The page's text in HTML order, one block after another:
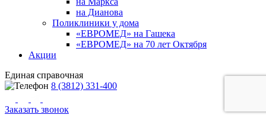
на Дианова
Поликлиники у дома
«ЕВРОМЕД» на Гашека
«ЕВРОМЕД» на 70 лет Октября
Акции
Единая справочная
8 (3812) 331-400
Заказать звонок